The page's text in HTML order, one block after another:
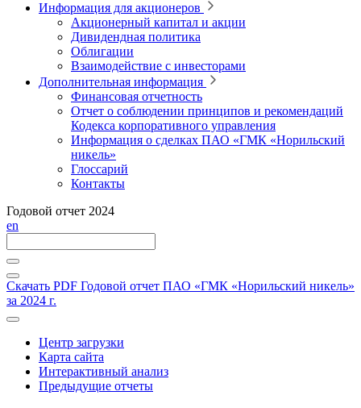
Информация для акционеров
Акционерный капитал и акции
Дивидендная политика
Облигации
Взаимодействие с инвесторами
Дополнительная информация
Финансовая отчетность
Отчет о соблюдении принципов и рекомендаций
Кодекса корпоративного управления
Информация о сделках ПАО «ГМК «Норильский
никель»
Глоссарий
Контакты
Годовой отчет 2024
en
Скачать PDF Годовой отчет ПАО «ГМК «Норильский никель»
за 2024 г.
Центр загрузки
Карта сайта
Интерактивный анализ
Предыдущие отчеты